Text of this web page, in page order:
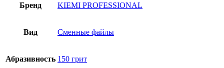
Бренд KIEMI PROFESSIONAL
Вид Сменные файлы
Абразивность 150 грит